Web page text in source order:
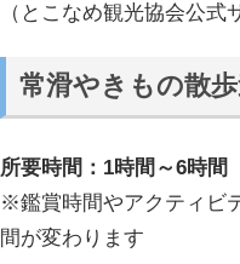
（とこなめ観光協会公式
常滑やきもの散
所要時間：1時間～6時間
※鑑賞時間やアクティビ
間が変わります